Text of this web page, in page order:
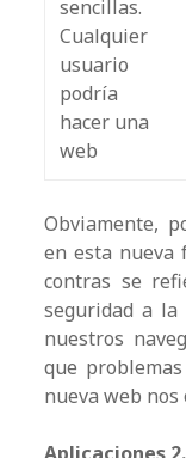
sencillas.
Cualquier
usuario
podría
hacer una
web
Obviamente,
en esta nueva
contras se
seguridad a la
nuestros
que
nueva web nos